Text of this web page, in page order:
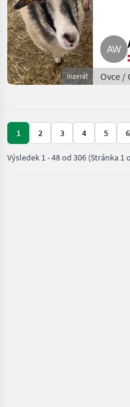
Inzerát
Ovce /
1 2 3 4 5 6
Výsledek 1-48od 306 (Stránka 1